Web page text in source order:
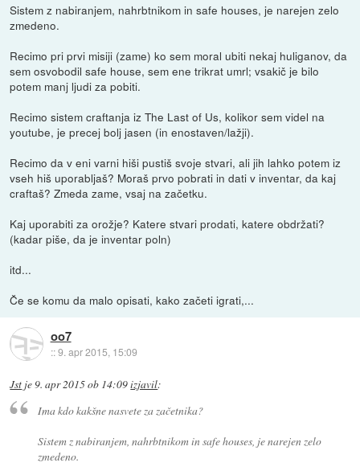
Sistem z nabiranjem, nahrbtnikom in safe houses, je narejen zelo
zmedeno.
Recimo pri prvi misiji (zame) ko sem moral ubiti nekaj huliganov, da
sem osvobodil safe house, sem ene trikrat umrl; vsakič je bilo
potem manj ljudi za pobiti.
Recimo sistem craftanja iz The Last of Us, kolikor sem videl na
youtube, je precej bolj jasen (in enostaven/lažji).
Recimo da v eni varni hiši pustiš svoje stvari, ali jih lahko potem iz
vseh hiš uporabljaš? Moraš prvo pobrati in dati v inventar, da kaj
craftaš? Zmeda zame, vsaj na začetku.
Kaj uporabiti za orožje? Katere stvari prodati, katere obdržati?
(kadar piše, da je inventar poln)
itd...
Če se komu da malo opisati, kako začeti igrati,...
oo7
::9. apr 2015, 15:09
Jst je9. apr 2015 ob 14:09izjavil:
Ima kdo kakšne nasvete za začetnika?
Sistem z nabiranjem, nahrbtnikom in safe houses, je narejen zelo
zmedeno.